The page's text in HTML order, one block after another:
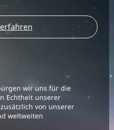
wir uns für die
Echtheit unserer
von unserer
weltweiten